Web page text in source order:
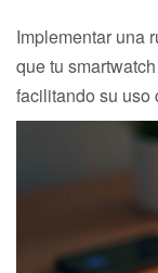
Implementar una
que tu
facilitando su uso